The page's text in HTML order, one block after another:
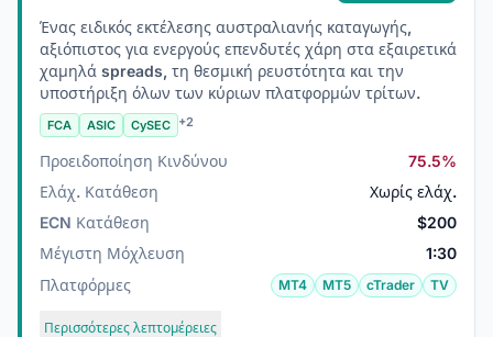
Ένας ειδικός εκτέλεσης αυστραλιανής καταγωγής,
αξιόπιστος για ενεργούς επενδυτές χάρη στα εξαιρετικά
χαμηλά spreads, τη θεσμική ρευστότητα και την
υποστήριξη όλων των κύριων πλατφορμών τρίτων.
FCA ASIC CySEC +2
Προειδοποίηση Κινδύνου
75.5%
Ελάχ. Κατάθεση
Χωρίς ελάχ.
ECN Κατάθεση
$200
Μέγιστη Μόχλευση
1:30
Πλατφόρμες
MT4 MT5 cTrader TV
Περισσότερες λεπτομέρειες